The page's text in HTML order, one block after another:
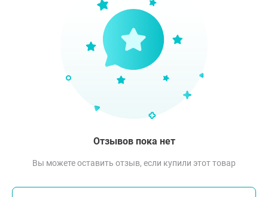
Отзывов пока нет
Вы можете оставить отзыв, если купили этот товар